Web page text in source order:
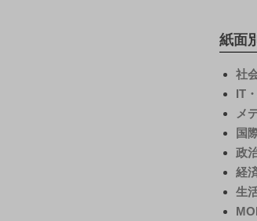
紙面
社
IT
メ
国
政
経
生